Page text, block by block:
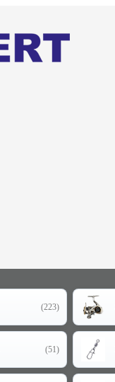
(223)
(51)